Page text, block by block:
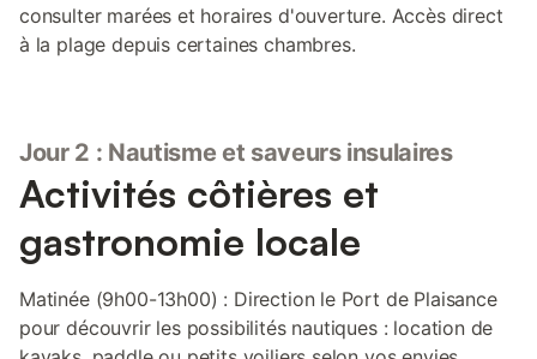
consulter marées et horaires d'ouverture. Accès direct
à la plage depuis certaines chambres.
Jour 2 : Nautisme et saveurs insulaires
Activités côtières et
gastronomie locale
Matinée (9h00-13h00) : Direction le Port de Plaisance
pour découvrir les possibilités nautiques : location de